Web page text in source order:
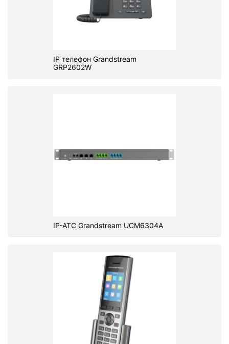
IP телефон Grandstream
GRP2602W
IP-АТС Grandstream UCM6304A